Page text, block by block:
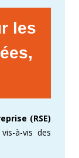
les
(RSE)
à-vis des